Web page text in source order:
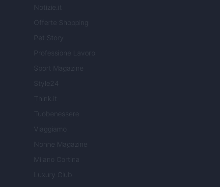
Notizie.it
Offerte Shopping
Pet Story
Professione Lavoro
Sport Magazine
Style24
Think.it
Tuobenessere
Viaggiamo
Nonne Magazine
Milano Cortina
Luxury Club